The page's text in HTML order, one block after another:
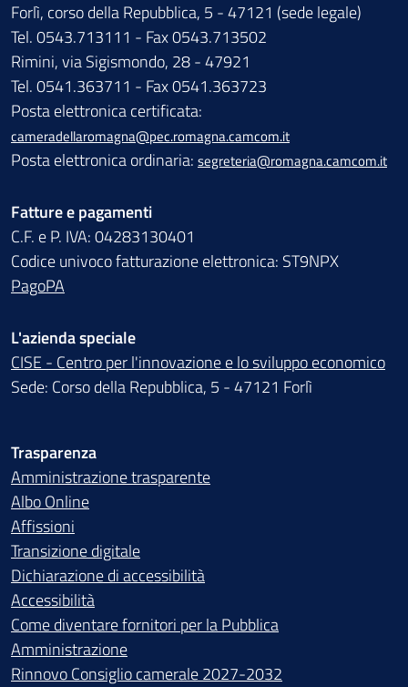
Forlì, corso della Repubblica, 5 - 47121 (sede legale)
Tel. 0543.713111 - Fax 0543.713502
Rimini, via Sigismondo, 28 - 47921
Tel. 0541.363711 - Fax 0541.363723
Posta elettronica certificata:
cameradellaromagna@pec.romagna.camcom.it
Posta elettronica ordinaria: segreteria@romagna.camcom.it
Fatture e pagamenti
C.F. e P. IVA: 04283130401
Codice univoco fatturazione elettronica: ST9NPX
PagoPA
L'azienda speciale
CISE - Centro per l'innovazione e lo sviluppo economico
Sede: Corso della Repubblica, 5 - 47121 Forlì
Trasparenza
Amministrazione trasparente
Albo Online
Affissioni
Transizione digitale
Dichiarazione di accessibilità
Accessibilità
Come diventare fornitori per la Pubblica
Amministrazione
Rinnovo Consiglio camerale 2027-2032